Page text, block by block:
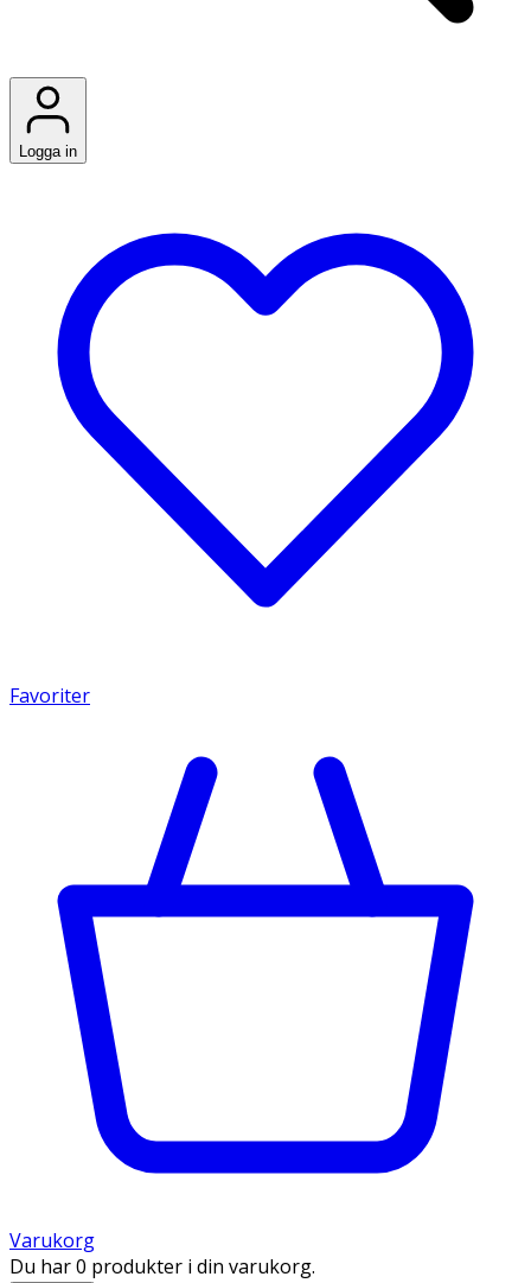
Logga in
Favoriter
Varukorg
Du har 0 produkter i din varukorg.